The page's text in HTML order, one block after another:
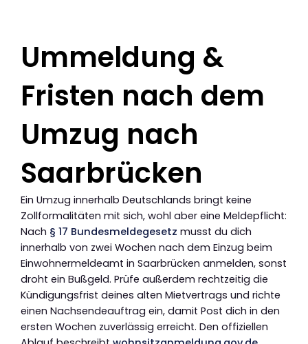
Ummeldung &
Fristen nach dem
Umzug nach
Saarbrücken
Ein Umzug innerhalb Deutschlands bringt keine
Zollformalitäten mit sich, wohl aber eine Meldepflicht:
Nach § 17 Bundesmeldegesetz musst du dich
innerhalb von zwei Wochen nach dem Einzug beim
Einwohnermeldeamt in Saarbrücken anmelden, sonst
droht ein Bußgeld. Prüfe außerdem rechtzeitig die
Kündigungsfrist deines alten Mietvertrags und richte
einen Nachsendeauftrag ein, damit Post dich in den
ersten Wochen zuverlässig erreicht. Den offiziellen